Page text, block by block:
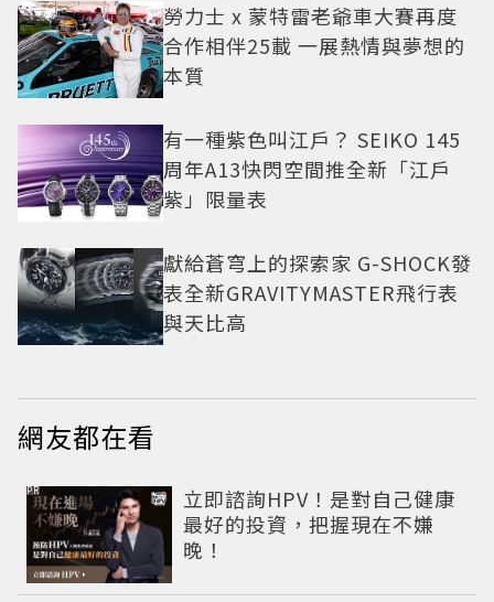
勞力士 x 蒙特雷老爺車大賽再度
合作相伴25載 一展熱情與夢想的
本質
有一種紫色叫江戶？ SEIKO 145
周年A13快閃空間推全新「江戶
紫」限量表
獻給蒼穹上的探索家 G-SHOCK發
表全新GRAVITYMASTER飛行表
與天比高
網友都在看
立即諮詢HPV！是對自己健康
最好的投資，把握現在不嫌
晚！
PR